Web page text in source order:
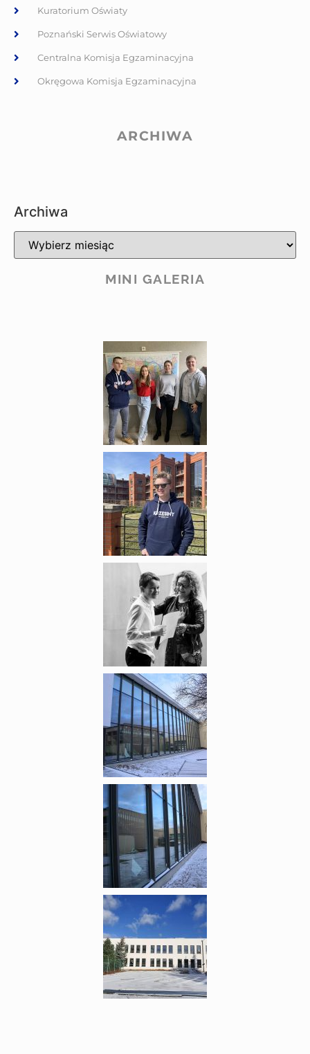
Kuratorium Oświaty
Poznański Serwis Oświatowy
Centralna Komisja Egzaminacyjna
Okręgowa Komisja Egzaminacyjna
ARCHIWA
Archiwa
MINI GALERIA